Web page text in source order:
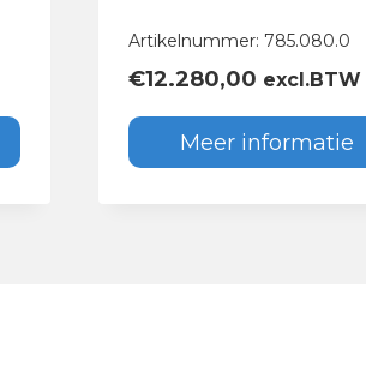
Artikelnummer: 785.080.0
€12.280,00 excl.BTW
Meer informatie